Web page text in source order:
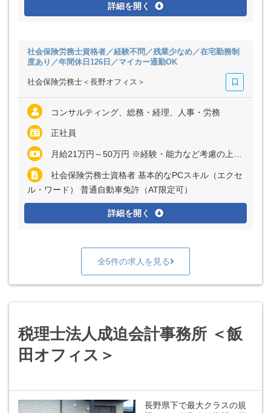
詳細を開く
社会保険労務士資格者／経験不問／残業少なめ／在宅勤務制
度あり／年間休日126日／マイカー通勤OK
社会保険労務士＜長野オフィス＞
コンサルティング、総務・経理、人事・労務
正社員
月給21万円～50万円 ※経験・能力など考慮の上、決定いたします ※残業代は全額支給
社会保険労務士資格者 基本的なPCスキル（エクセ
ル・ワード） 普通自動車免許（AT限定可）
詳細を開く
全5件の求人を見る
税理士法人成迫会計事務所 ＜飯
田オフィス＞
長野県下で最大クラスの規